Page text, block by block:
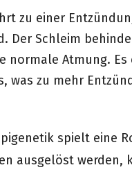
zu einer
Der Schleim
normale Atmung.
was zu mehr
spielt eine
ausgelöst werden,